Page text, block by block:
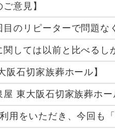
ご意見】
目のリピーターで問題な
関しては以前と比べるし
阪石切家族葬ホール】
屋 東大阪石切家族葬ホ
用をいただき、今回も